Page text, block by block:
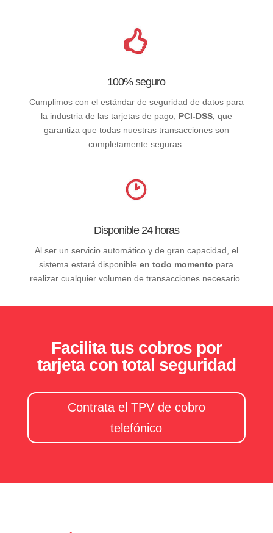
100% seguro
Cumplimos con el estándar de seguridad de datos para
la industria de las tarjetas de pago, PCI-DSS, que
garantiza que todas nuestras transacciones son
completamente seguras.
Disponible 24 horas
Al ser un servicio automático y de gran capacidad, el
sistema estará disponibleen todo momento para
realizar cualquier volumen de transacciones necesario.
Facilita tus cobros por
tarjeta con total seguridad
Contrata el TPV de cobro
telefónico